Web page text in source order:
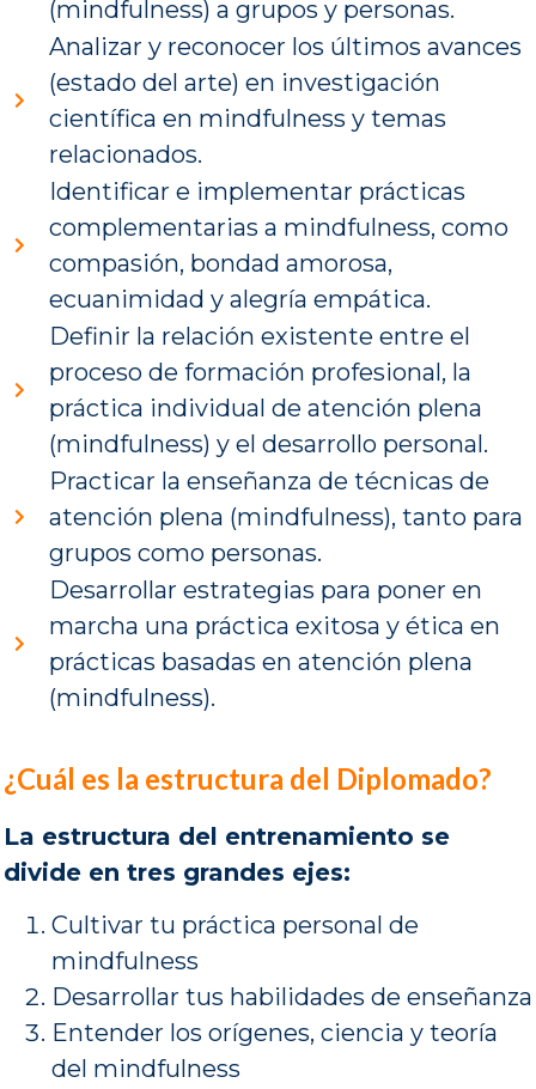
(mindfulness) a grupos y personas.
Analizar y reconocer los últimos avances
(estado del arte) en investigación
científica en mindfulness y temas
relacionados.
Identificar e implementar prácticas
complementarias a mindfulness, como
compasión, bondad amorosa,
ecuanimidad y alegría empática.
Definir la relación existente entre el
proceso de formación profesional, la
práctica individual de atención plena
(mindfulness) y el desarrollo personal.
Practicar la enseñanza de técnicas de
atención plena (mindfulness), tanto para
grupos como personas.
Desarrollar estrategias para poner en
marcha una práctica exitosa y ética en
prácticas basadas en atención plena
(mindfulness).
¿Cuál es la estructura del Diplomado?
La estructura del entrenamiento se
divide en tres grandes ejes:
Cultivar tu práctica personal de
mindfulness
Desarrollar tus habilidades de enseñanza
Entender los orígenes, ciencia y teoría
del mindfulness